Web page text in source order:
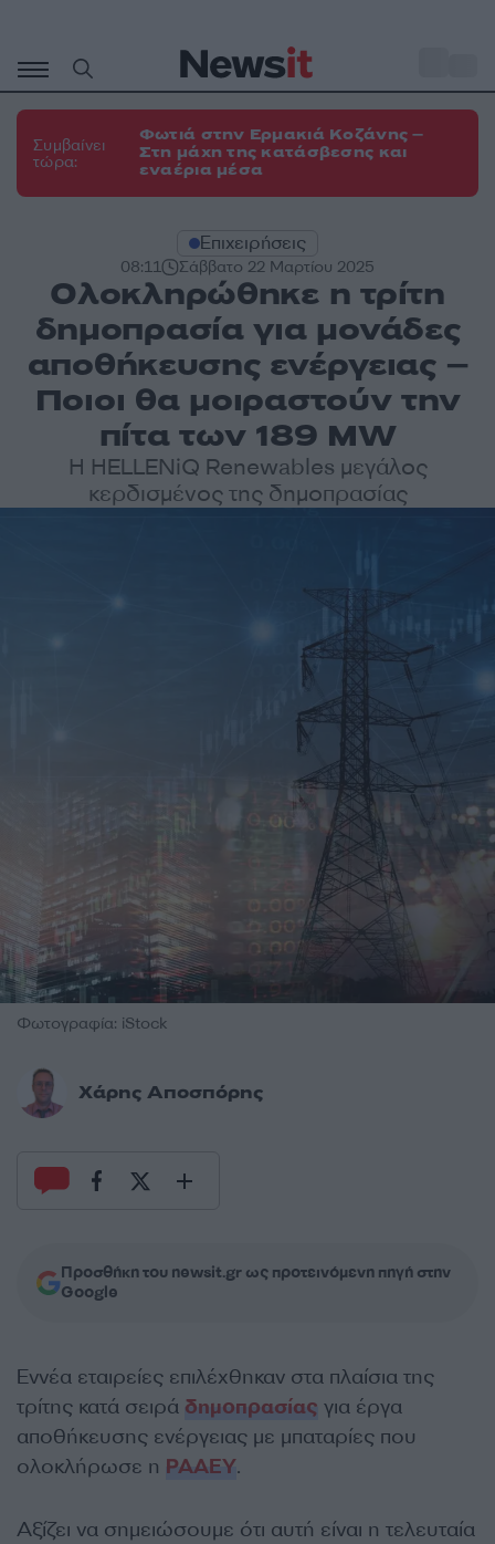
περιεχόμενο
Συμβαίνει
τώρα:
Φωτιά στην Ερμακιά Κοζάνης –
Στη μάχη της κατάσβεσης και
εναέρια μέσα
Επιχειρήσεις
08:11 Σάββατο 22 Μαρτίου 2025
Ολοκληρώθηκε η τρίτη
δημοπρασία για μονάδες
αποθήκευσης ενέργειας –
Ποιοι θα μοιραστούν την
πίτα των 189 MW
Η HELLENiQ Renewables μεγάλος
κερδισμένος της δημοπρασίας
Φωτογραφία: iStock
Χάρης Αποσπόρης
Προσθήκη του newsit.gr ως προτεινόμενη πηγή στην
Google
Εννέα εταιρείες επιλέχθηκαν στα πλαίσια της
τρίτης κατά σειρά δημοπρασίας για έργα
αποθήκευσης ενέργειας με μπαταρίες που
ολοκλήρωσε η ΡΑΑΕΥ.
Αξίζει να σημειώσουμε ότι αυτή είναι η τελευταία